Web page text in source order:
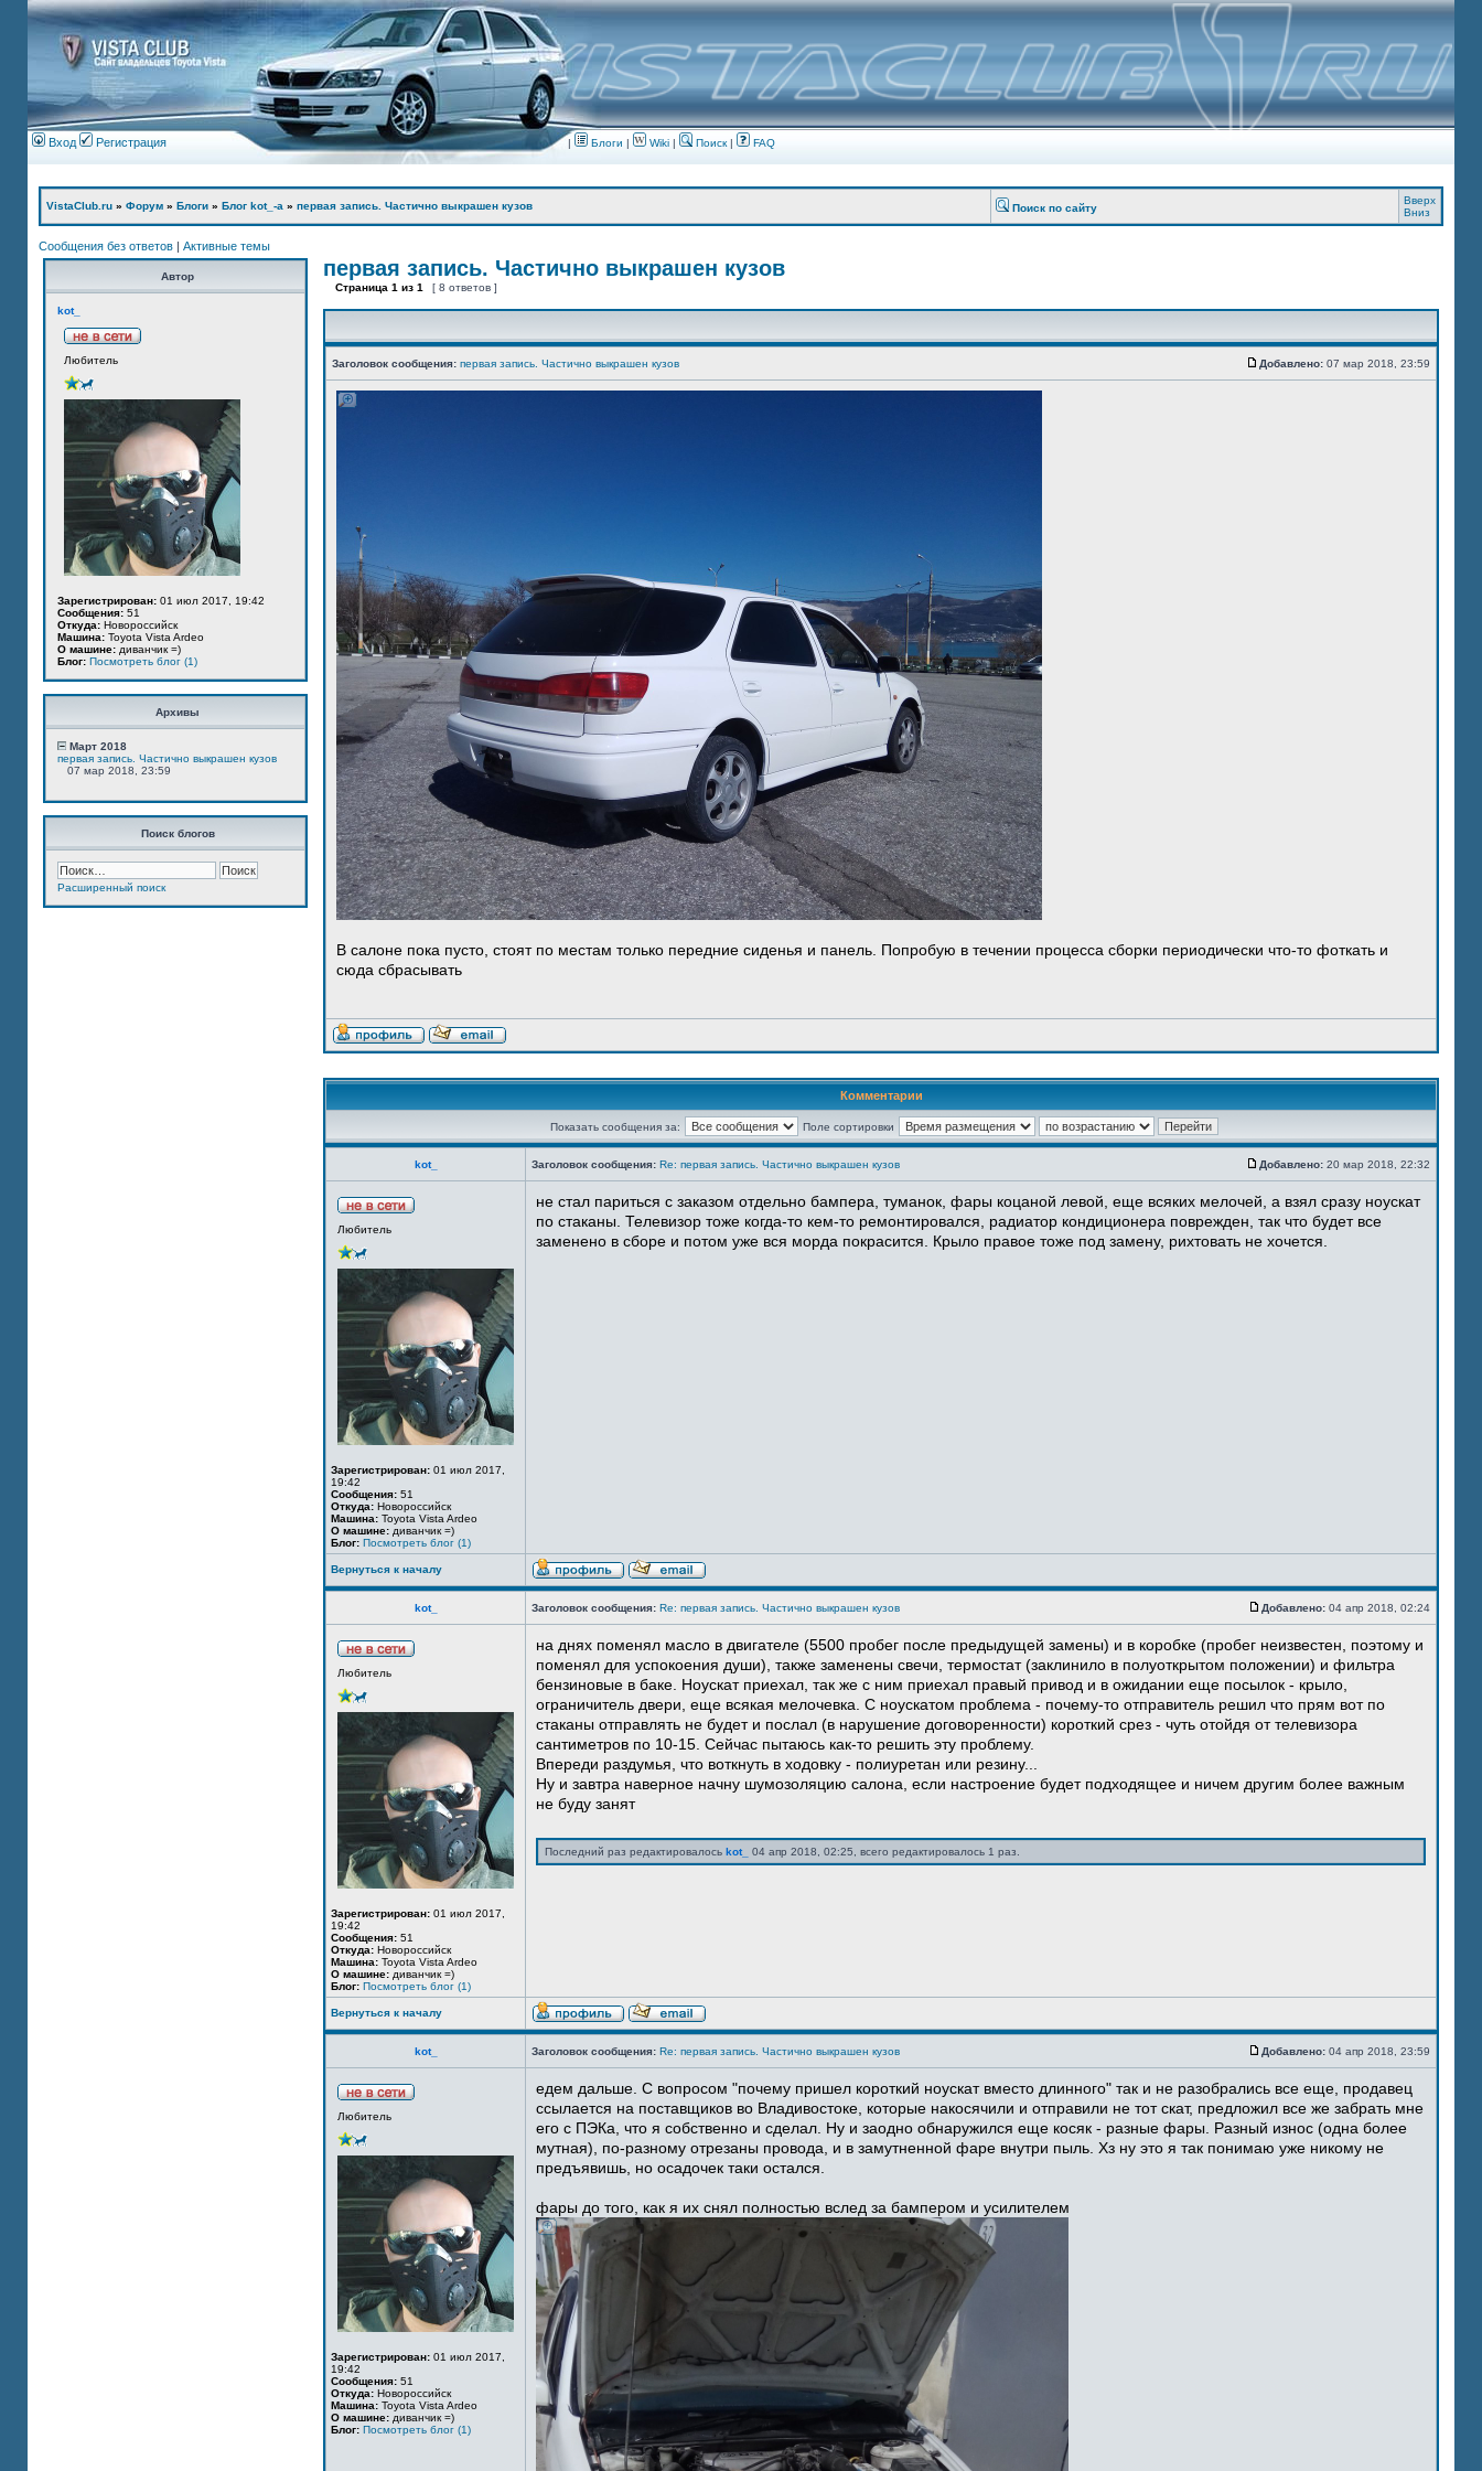
Вход Регистрация | Блоги | Wiki | Поиск| FAQ
VistaClub.ru » Форум » Блоги » Блог kot_-а » первая запись. Частично выкрашен кузов Поиск по сайту
Вверх
Вниз
Сообщения без ответов | Активные темы
Автор
kot_
Любитель
Зарегистрирован: 01 июл 2017, 19:42
Сообщения: 51
Откуда: Новороссийск
Машина: Toyota Vista Ardeo
О машине: диванчик =)
Блог: Посмотреть блог (1)
Архивы
Март 2018
первая запись. Частично выкрашен кузов
07 мар 2018, 23:59
Поиск блогов
Расширенный поиск
первая запись. Частично выкрашен кузов
Страница 1 из 1 [ 8 ответов ]
Заголовок сообщения: первая запись. Частично выкрашен кузов Добавлено: 07 мар 2018, 23:59
В салоне пока пусто, стоят по местам только передние сиденья и панель. Попробую в течении процесса сборки периодически что-то фоткать и
сюда сбрасывать
Комментарии
Показать сообщения за: Поле сортировки
kot_ Заголовок сообщения: Re: первая запись. Частично выкрашен кузов Добавлено: 20 мар 2018, 22:32
Любитель
Зарегистрирован: 01 июл 2017,
19:42
Сообщения: 51
Откуда: Новороссийск
Машина: Toyota Vista Ardeo
О машине: диванчик =)
Блог: Посмотреть блог (1)
не стал париться с заказом отдельно бампера, туманок, фары коцаной левой, еще всяких мелочей, а взял сразу ноускат
по стаканы. Телевизор тоже когда-то кем-то ремонтировался, радиатор кондиционера поврежден, так что будет все
заменено в сборе и потом уже вся морда покрасится. Крыло правое тоже под замену, рихтовать не хочется.
Вернуться к началу
kot_ Заголовок сообщения: Re: первая запись. Частично выкрашен кузов Добавлено: 04 апр 2018, 02:24
Любитель
Зарегистрирован: 01 июл 2017,
19:42
Сообщения: 51
Откуда: Новороссийск
Машина: Toyota Vista Ardeo
О машине: диванчик =)
Блог: Посмотреть блог (1)
на днях поменял масло в двигателе (5500 пробег после предыдущей замены) и в коробке (пробег неизвестен, поэтому и
поменял для успокоения души), также заменены свечи, термостат (заклинило в полуоткрытом положении) и фильтра
бензиновые в баке. Ноускат приехал, так же с ним приехал правый привод и в ожидании еще посылок - крыло,
ограничитель двери, еще всякая мелочевка. С ноускатом проблема - почему-то отправитель решил что прям вот по
стаканы отправлять не будет и послал (в нарушение договоренности) короткий срез - чуть отойдя от телевизора
сантиметров по 10-15. Сейчас пытаюсь как-то решить эту проблему.
Впереди раздумья, что воткнуть в ходовку - полиуретан или резину...
Ну и завтра наверное начну шумозоляцию салона, если настроение будет подходящее и ничем другим более важным
не буду занят
Последний раз редактировалось kot_ 04 апр 2018, 02:25, всего редактировалось 1 раз.
Вернуться к началу
kot_ Заголовок сообщения: Re: первая запись. Частично выкрашен кузов Добавлено: 04 апр 2018, 23:59
Любитель
Зарегистрирован: 01 июл 2017,
19:42
Сообщения: 51
Откуда: Новороссийск
Машина: Toyota Vista Ardeo
О машине: диванчик =)
Блог: Посмотреть блог (1)
едем дальше. С вопросом "почему пришел короткий ноускат вместо длинного" так и не разобрались все еще, продавец
ссылается на поставщиков во Владивостоке, которые накосячили и отправили не тот скат, предложил все же забрать мне
его с ПЭКа, что я собственно и сделал. Ну и заодно обнаружился еще косяк - разные фары. Разный износ (одна более
мутная), по-разному отрезаны провода, и в замутненной фаре внутри пыль. Хз ну это я так понимаю уже никому не
предъявишь, но осадочек таки остался.
фары до того, как я их снял полностью вслед за бампером и усилителем